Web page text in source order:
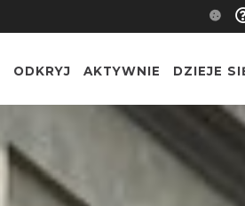
ODKRYJ AKTYWNIE DZIEJE